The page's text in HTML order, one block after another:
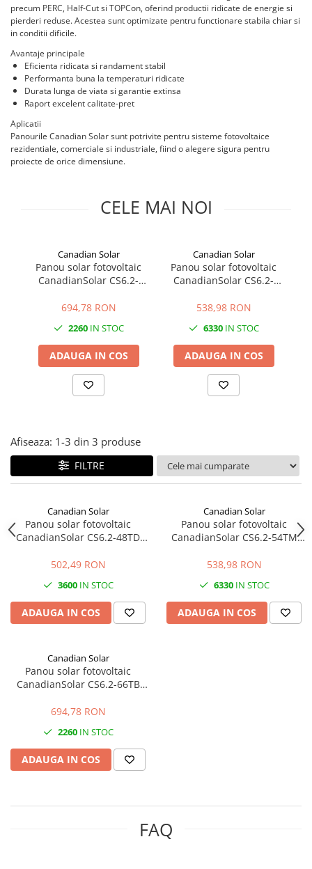
Invertoare on-grid Sungrow
Statii de reincarcare Sungrow
Victron Energy
MPPT
Accesorii Victron
Acumulatori Victron
Invertor Hibrid - Off Grid
Statii de reincarcare Victron
HV
US
SMA
Sungrow
SBH
SBR battery
SBS
Accesorii stocare
Cabluri aluminiu coaxial
bransament
Cabluri aluminiu tip Enel
Cabluri aluminiu torsadat/aerian
Cabluri energie joasa tensiune -
cupru
Cabluri cupru armat
Cabluri cupru coaxial bransament
Cabluri cupru flexibil
Cabluri cupru rezistente la foc
Cabluri medie tensiune
Cabluri medie tensiune aluminiu
Cabluri optice
Cabluri semnalizare si control
Cabluri speciale
Conductori flexibili cupru
Conductori rigizi
Cabluri semnalizare incendiu
ecranate
Cutie ABS modulara
Doze
Doze aparat
Jgheaburi
Jgheab metalic perforat
Jgheab tip sarma
Tablou metalic
Tablou organizare santier echipat
Tablou organizare santier necablat
Tub flexibil dublu perete (corugata)
Intrerupatoare automate
AFDD
Intrerupatoare automate de putere
Intrerupatoare automate
diferentiale
Intrerupatoare automate modulare
Separator sarcina
Relee
Releu monitorizare tensiune
Separator fuzibil aplicatii
Aplica LED
Corpuri solare
Corpuri solare decorative
Iluminat festiv
Instalatii sarbatori
Lanterne
Stalpi de iluminat
precum PERC, Half-Cut si TOPCon, oferind productii ridicate de energie si
pierderi reduse. Acestea sunt optimizate pentru functionare stabila chiar si
in conditii dificile.
Avantaje principale
Eficienta ridicata si randament stabil
Performanta buna la temperaturi ridicate
Durata lunga de viata si garantie extinsa
Raport excelent calitate-pret
Aplicatii
Panourile Canadian Solar sunt potrivite pentru sisteme fotovoltaice
rezidentiale, comerciale si industriale, fiind o alegere sigura pentru
proiecte de orice dimensiune.
CELE MAI NOI
Canadian Solar
Panou solar fotovoltaic
CanadianSolar CS6.2-
TOPCon, eficienta 23,3%
694,78 RON
2260IN STOC
ADAUGA IN COS
Canadian Solar
Panou solar fotovoltaic
CanadianSolar CS6.2-
TOPCon, eficienta 22,7%
538,98 RON
6330IN STOC
ADAUGA IN COS
Afiseaza: 1-3 din 3 produse
FILTRE
Canadian Solar
Panou solar fotovoltaic
CanadianSolar CS6.2-48TD
celule
502,49 RON
3600IN STOC
ADAUGA IN COS
Canadian Solar
Panou solar fotovoltaic
CanadianSolar CS6.2-54TM
eficienta 22,7%
538,98 RON
6330IN STOC
ADAUGA IN COS
Canadian Solar
Panou solar fotovoltaic
CanadianSolar CS6.2-66TB
eficienta 23,3%
694,78 RON
2260IN STOC
ADAUGA IN COS
FAQ